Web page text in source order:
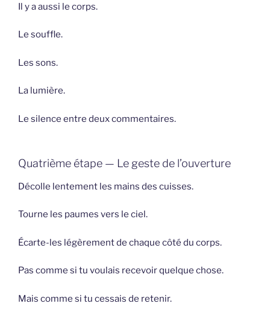
Il y a aussi le corps.
Le souffle.
Les sons.
La lumière.
Le silence entre deux commentaires.
Quatrième étape — Le geste de l’ouverture
Décolle lentement les mains des cuisses.
Tourne les paumes vers le ciel.
Écarte-les légèrement de chaque côté du corps.
Pas comme si tu voulais recevoir quelque chose.
Mais comme si tu cessais de retenir.